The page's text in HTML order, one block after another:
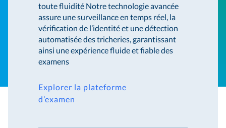
toute fluidité Notre technologie avancée
assure une surveillance en temps réel, la
vérification de l’identité et une détection
automatisée des tricheries, garantissant
ainsi une expérience fluide et fiable des
examens
Explorer la plateforme
d’examen